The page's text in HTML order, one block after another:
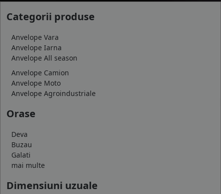
Categorii produse
Anvelope Vara
Anvelope Iarna
Anvelope All season
Anvelope Camion
Anvelope Moto
Anvelope Agroindustriale
Orase
Deva
Buzau
Galati
mai multe
Dimensiuni uzuale